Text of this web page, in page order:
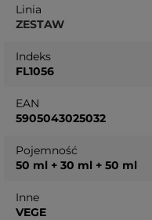
Linia
ZESTAW
Indeks
FL1056
EAN
5905043025032
Pojemność
50 ml + 30 ml + 50 ml
Inne
VEGE